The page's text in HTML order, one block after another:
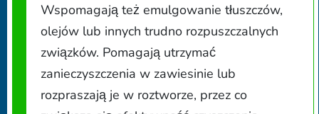
Wspomagają też emulgowanie tłuszczów,
olejów lub innych trudno rozpuszczalnych
związków. Pomagają utrzymać
zanieczyszczenia w zawiesinie lub
rozpraszają je w roztworze, przez co